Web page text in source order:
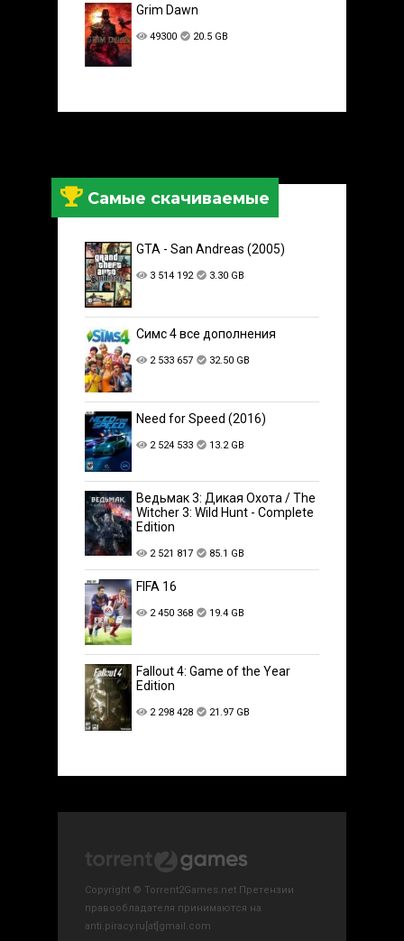
Grim Dawn
49300 20.5 GB
Самые скачиваемые
GTA - San Andreas (2005)
3 514 192 3.30 GB
Симс 4 все дополнения
2 533 657 32.50 GB
Need for Speed (2016)
2 524 533 13.2 GB
Ведьмак 3: Дикая Охота / The
Witcher 3: Wild Hunt - Complete
Edition
2 521 817 85.1 GB
FIFA 16
2 450 368 19.4 GB
Fallout 4: Game of the Year
Edition
2 298 428 21.97 GB
Copyright © Torrent2Games.net Претензии
правообладателя принимаются на
anti.piracy.ru[at]gmail.com